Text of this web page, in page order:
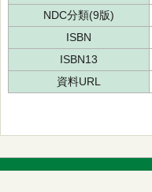
NDC分類(9版)
ISBN
ISBN13
資料URL